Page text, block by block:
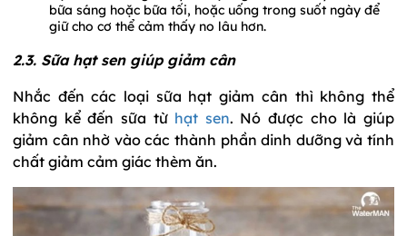
bữa sáng hoặc bữa tối, hoặc uống trong suốt ngày để
giữ cho cơ thể cảm thấy no lâu hơn.
2.3. Sữa hạt sen giúp giảm cân
Nhắc đến các loại sữa hạt giảm cân thì không thể
không kể đến sữa từ hạt sen. Nó được cho là giúp
giảm cân nhờ vào các thành phần dinh dưỡng và tính
chất giảm cảm giác thèm ăn.